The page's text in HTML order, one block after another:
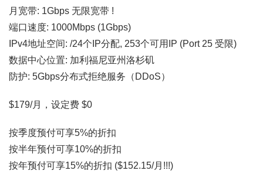
月宽带: 1Gbps 无限宽带 !
端口速度: 1000Mbps (1Gbps)
IPv4地址空间: /24个IP分配, 253个可用IP (Port 25 受限)
数据中心位置: 加利福尼亚州洛杉矶
防护: 5Gbps分布式拒绝服务（DDoS）
$179/月，设定费 $0
按季度预付可享5%的折扣
按半年预付可享10%的折扣
按年预付可享15%的折扣 ($152.15/月!!!)